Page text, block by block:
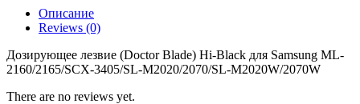
(Doctor
Blade)
Hi-
Black
для
Samsung
Описание
Reviews (0)
Дозирующее лезвие (Doctor Blade) Hi-Black для Samsung ML-
2160/2165/SCX-3405/SL-M2020/2070/SL-M2020W/2070W
There are no reviews yet.